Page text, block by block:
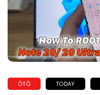
ÔTÔ TODAY